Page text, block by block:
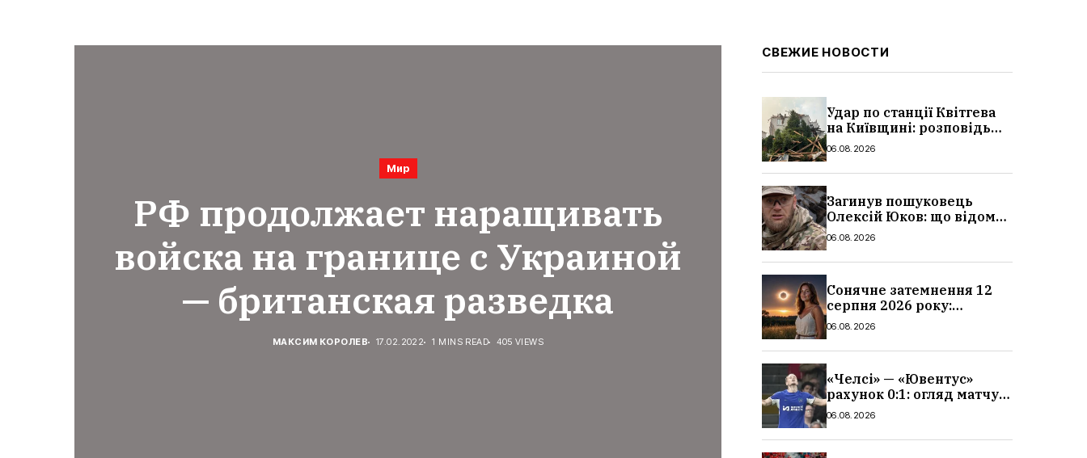
Мир
РФ продолжает наращивать
войска на границе с Украиной
— британская разведка
МАКСИМ КОРОЛЕВ 17.02.2022 1 MINS READ 405 VIEWS
СВЕЖИЕ НОВОСТИ
Удар по станції Квітгева
на Київщині: розповідь
очевидців, як вісім людей
сталося
06.08.2026
Загинув пошуковець
Олексій Юков: що відомо
про його роботу, хто він
06.08.2026
Сонячне затемнення 12
серпня 2026 року:
гороскоп, кому із знаків
06.08.2026
«Челсі» — «Ювентус»
рахунок 0:1: огляд матчу
та вихід Мудрика
06.08.2026